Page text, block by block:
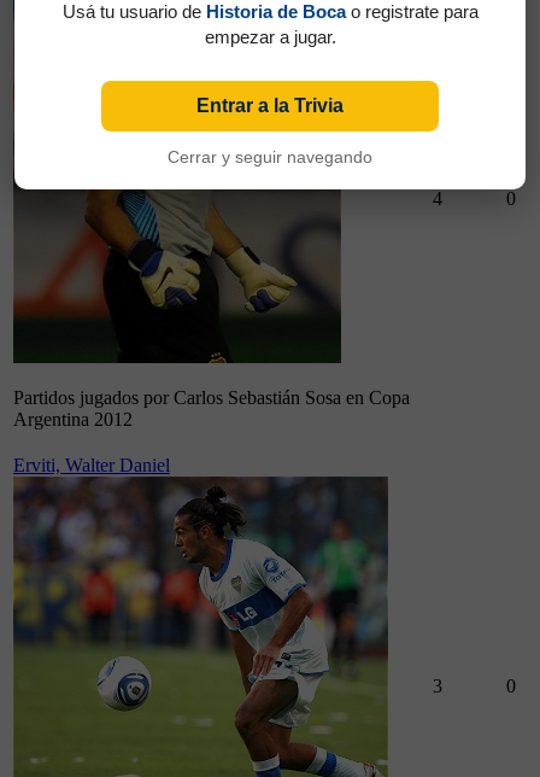
Partidos jugados por Carlos Sebastián Sosa en Copa
Argentina 2012
4 0
Erviti, Walter Daniel
3 0
Usá tu usuario de Historia de Bocao registrate para
empezar a jugar.
Entrar a la Trivia
Cerrar y seguir navegando